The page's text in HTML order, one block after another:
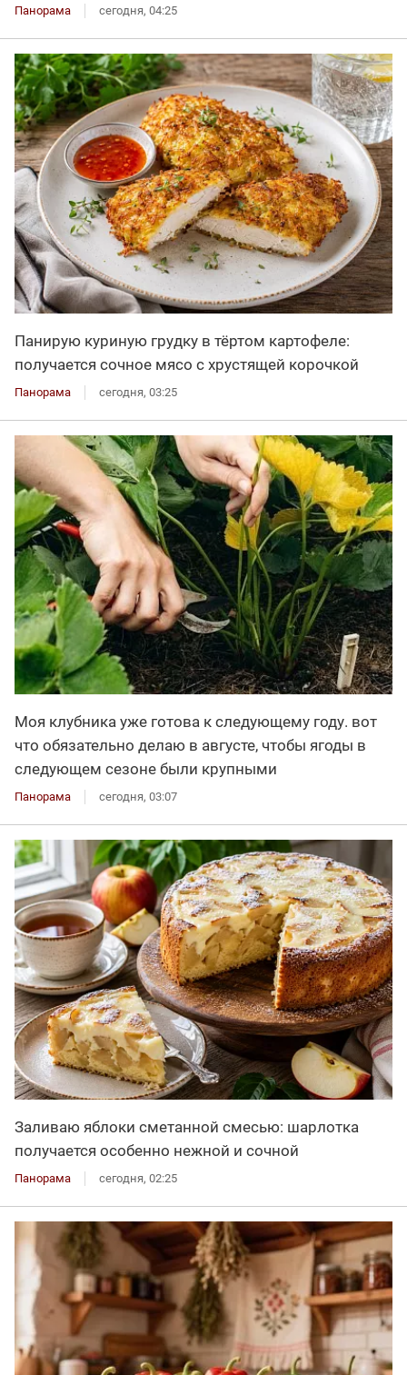
Панорама сегодня, 04:25
Панирую куриную грудку в тёртом картофеле:
получается сочное мясо с хрустящей корочкой
Панорама сегодня, 03:25
Моя клубника уже готова к следующему году. вот
что обязательно делаю в августе, чтобы ягоды в
следующем сезоне были крупными
Панорама сегодня, 03:07
Заливаю яблоки сметанной смесью: шарлотка
получается особенно нежной и сочной
Панорама сегодня, 02:25